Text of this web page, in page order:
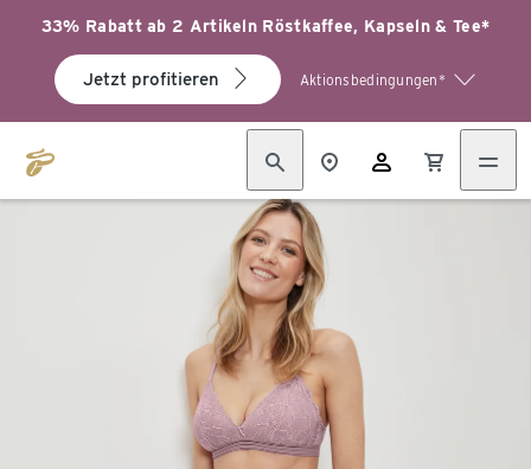
33% Rabatt ab 2 Artikeln Röstkaffee, Kapseln & Tee*
Jetzt profitieren Aktionsbedingungen*